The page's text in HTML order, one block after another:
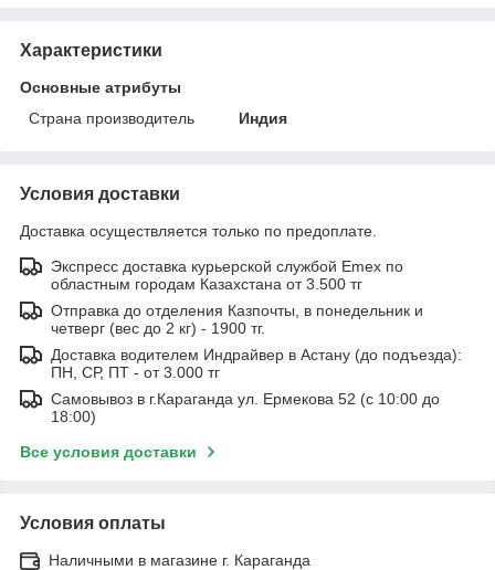
Характеристики
Основные атрибуты
Страна производитель
Индия
Условия доставки
Доставка осуществляется только по предоплате.
Экспресс доставка курьерской службой Emex по
областным городам Казахстана от 3.500 тг
Отправка до отделения Казпочты, в понедельник и
четверг (вес до 2 кг) - 1900 тг.
Доставка водителем Индрайвер в Астану (до подъезда):
ПН, СР, ПТ - от 3.000 тг
Самовывоз в г.Караганда ул. Ермекова 52 (с 10:00 до
18:00)
Все условия доставки
Условия оплаты
Наличными в магазине г. Караганда